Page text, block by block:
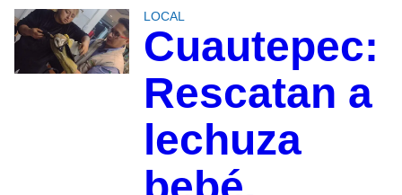
LOCAL
Cuautepec:
Rescatan a
lechuza